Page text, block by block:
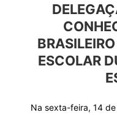
ESCOLAR
Na sexta-feira, 14